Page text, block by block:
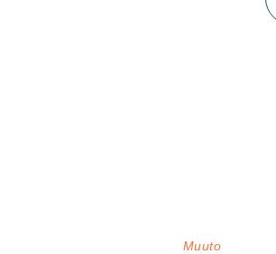
Muuto